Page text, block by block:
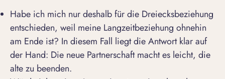
Habe ich mich nur deshalb für die Dreiecksbeziehung
entschieden, weil meine Langzeitbeziehung ohnehin
am Ende ist? In diesem Fall liegt die Antwort klar auf
der Hand: Die neue Partnerschaft macht es leicht, die
alte zu beenden.